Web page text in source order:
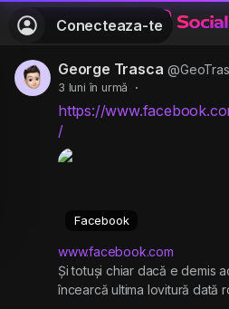
Conecteaza-te
George Trasca
3 luni în urmă ·
https://
/
Facebook
www.facebook.com
Și totuși chiar dacă e demis
încearcă ultima lovitură dată